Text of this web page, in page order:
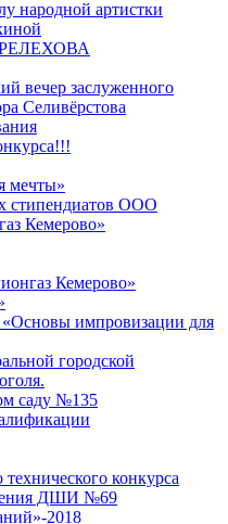
народной артистки
вечер заслуженного
Селивёрстова
мечты»
стипендиатов ООО
Кемерово»
Кемерово»
«Основы импровизации для
городской
саду №135
конкурса
ДШИ №69
2018